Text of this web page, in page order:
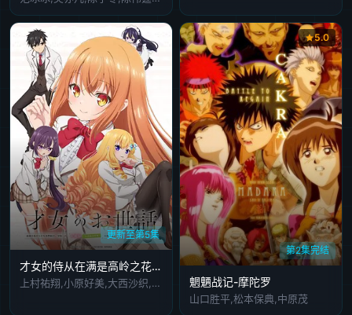
更新至第5集
才女的侍从在满是高岭之花的贵族学校暗中照顾(毫无生活自理能力的)学院第一大小姐
上村祐翔,小原好美,大西沙织,土屋李央,小清水亚美
第2集完结
5.0
魍魉战记-摩陀罗
山口胜平,松本保典,中原茂